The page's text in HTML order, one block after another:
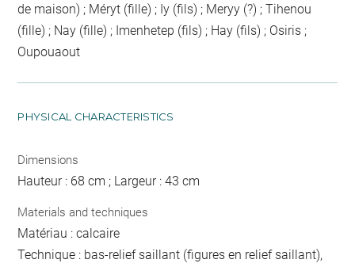
de maison) ; Méryt (fille) ; Iy (fils) ; Meryy (?) ; Tihenou
(fille) ; Nay (fille) ; Imenhetep (fils) ; Hay (fils) ; Osiris ;
Oupouaout
PHYSICAL CHARACTERISTICS
Dimensions
Hauteur : 68 cm ; Largeur : 43 cm
Materials and techniques
Matériau : calcaire
Technique : bas-relief saillant (figures en relief saillant),